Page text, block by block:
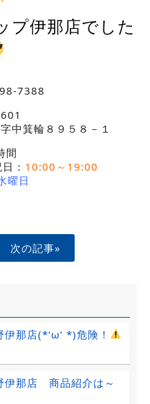
プ伊那店でした
7388
中箕輪８９５８－１
間
： 10:00～19:00
曜日
次の記事»
那店(*‘ω‘ *)危険！
伊那店 商品紹介は～